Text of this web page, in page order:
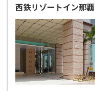
西鉄リゾートイン那覇